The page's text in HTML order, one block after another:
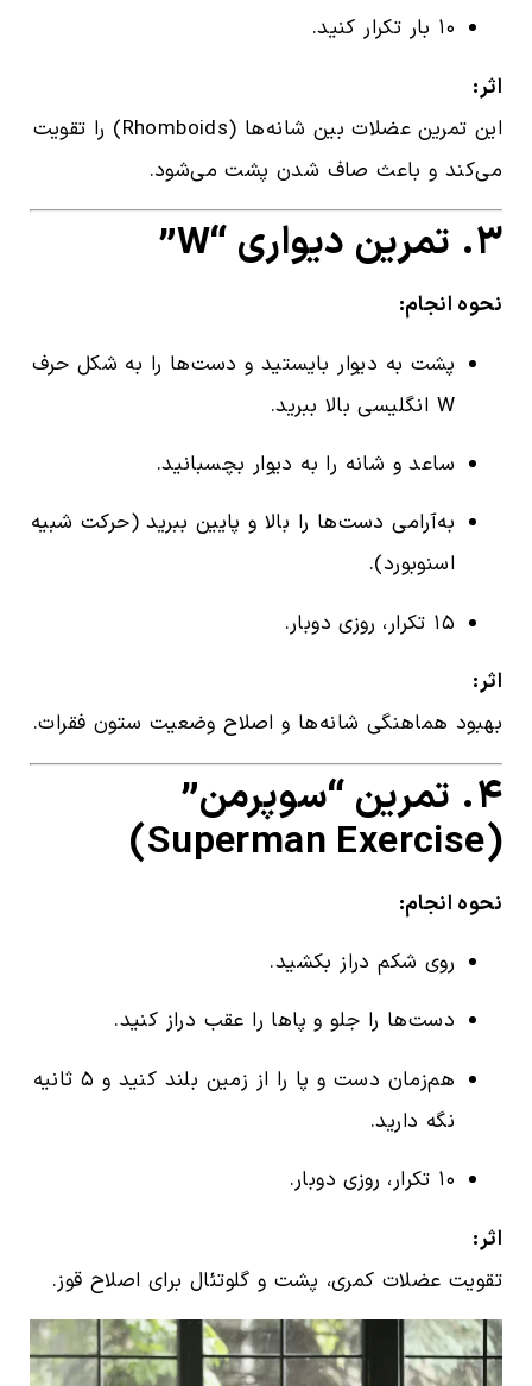
۱۰ بار تکرار کنید.
اثر:
این تمرین عضلات بین شانه‌ها (Rhomboids) را تقویت
می‌کند و باعث صاف شدن پشت می‌شود.
۳. تمرین دیواری “W”
نحوه انجام:
پشت به دیوار بایستید و دست‌ها را به شکل حرف
W انگلیسی بالا ببرید.
ساعد و شانه را به دیوار بچسبانید.
به‌آرامی دست‌ها را بالا و پایین ببرید (حرکت شبیه
اسنوبورد).
۱۵ تکرار، روزی دوبار.
اثر:
بهبود هماهنگی شانه‌ها و اصلاح وضعیت ستون فقرات.
۴. تمرین “سوپرمن”
(Superman Exercise)
نحوه انجام:
روی شکم دراز بکشید.
دست‌ها را جلو و پاها را عقب دراز کنید.
هم‌زمان دست و پا را از زمین بلند کنید و ۵ ثانیه
نگه دارید.
۱۰ تکرار، روزی دوبار.
اثر:
تقویت عضلات کمری، پشت و گلوتئال برای اصلاح قوز.